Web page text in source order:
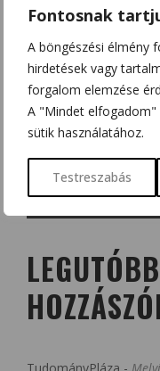
Fontosnak
A böngészési élmény
hirdetések vagy
forgalom elemzése
A "Mindet
sütik használatához.
Testreszabás